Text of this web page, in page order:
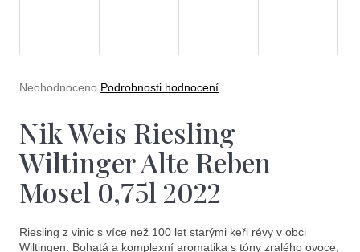
Průměrné
je
0,0
z
5
hvězdiček.
Neohodnoceno Podrobnosti hodnocení
Nik Weis Riesling
Wiltinger Alte Reben
Mosel 0,75l 2022
Riesling z vinic s více než 100 let starými keři révy v obci
Wiltingen. Bohatá a komplexní aromatika s tóny zralého ovoce,
e
n
j
í
t
?